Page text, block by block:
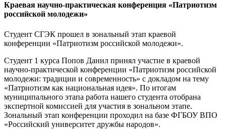
Краевая научно-практическая конференция «Патриотизм
российской молодежи»
Студент СГЭК прошел в зональный этап краевой
конференции «Патриотизм российской молодежи».
Студент 1 курса Попов Данил принял участие в краевой
научно-практической конференции «Патриотизм российской
молодежи: традиции и современность» с докладом на тему
«Патриотизм как национальная идея». По итогам
муниципального этапа работа нашего студента отобрана
экспертной комиссией для участия в зональном этапе.
Зональный этап конференции проходил на базе ФГБОУ ВПО
«Российский университет дружбы народов».